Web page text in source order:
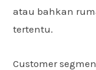
atau bahkan
tertentu.
Customer